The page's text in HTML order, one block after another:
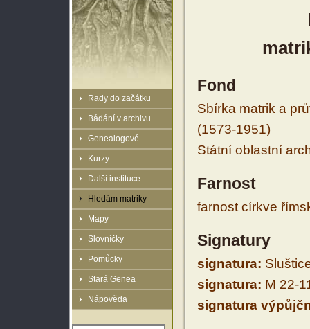
Rady do začátku
Bádání v archivu
Genealogové
Kurzy
Další instituce
Hledám matriky
Mapy
Slovníčky
Pomůcky
Stará Genea
Nápověda
Fond
Sbírka matrik a
(1573-1951)
Státní oblastní
Farnost
farnost církve
Signatury
signatura:
signatura: M 22-
signatura